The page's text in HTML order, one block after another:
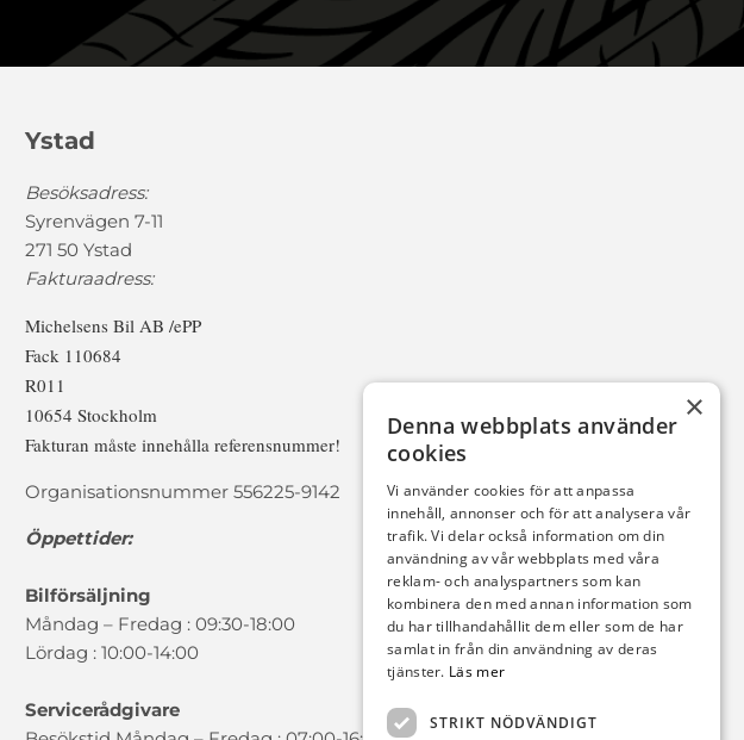
Ystad
Besöksadress:
Syrenvägen 7-11
271 50 Ystad
Fakturaadress:
Michelsens Bil AB /ePP
Fack 110684
R011
10654 Stockholm
Fakturan måste innehålla referensnummer!
Organisationsnummer 556225-9142
Öppettider:
Bilförsäljning
Måndag – Fredag : 09:30-18:00
Lördag : 10:00-14:00
Servicerådgivare
×
Denna webbplats använder
cookies
Vi använder cookies för att anpassa
innehåll, annonser och för att analysera vår
trafik. Vi delar också information om din
användning av vår webbplats med våra
reklam- och analyspartners som kan
kombinera den med annan information som
du har tillhandahållit dem eller som de har
samlat in från din användning av deras
tjänster. Läs mer
STRIKT NÖDVÄNDIGT